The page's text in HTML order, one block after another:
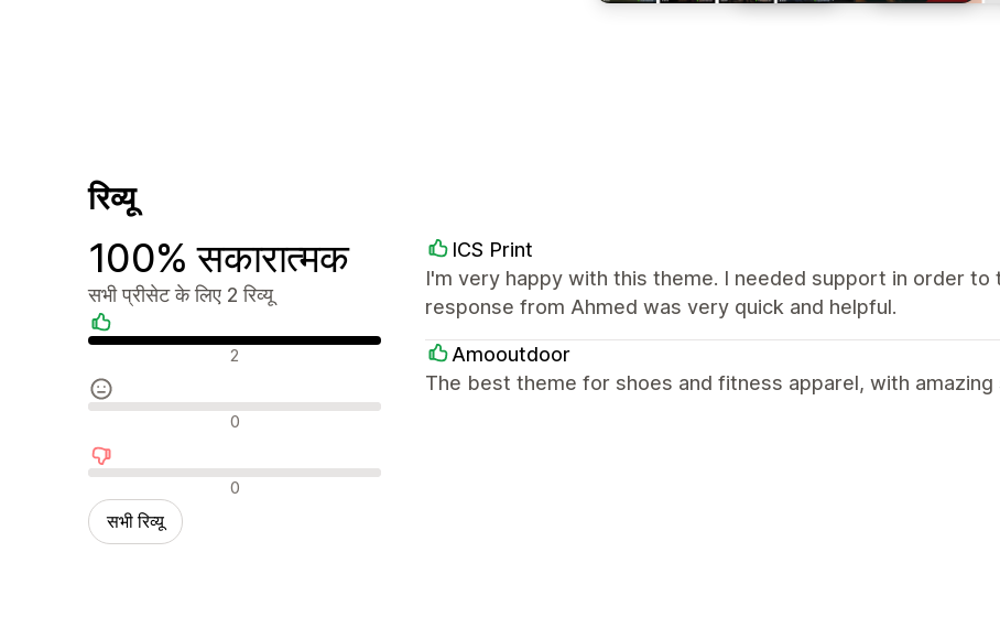
रिव्यू
100% सकारात्मक
सभी प्रीसेट के लिए 2 रिव्यू
सकारात्मक रिव्यू 2
न्यूट्रल रिव्यू 0
नकारात्मक रिव्यू 0
सभी रिव्यू
ICS Print
I'm very happy with this theme. I needed support in order to
response from Ahmed was very quick and helpful.
Amooutdoor
The best theme for shoes and fitness apparel, with